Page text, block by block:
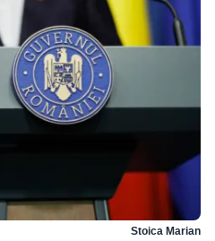
Stoica Marian